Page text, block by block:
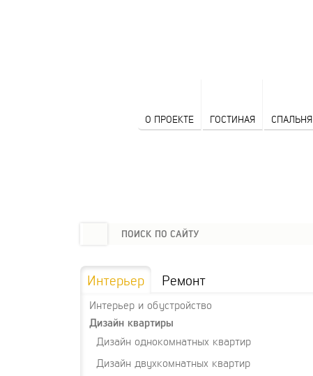
О ПРОЕКТЕ ГОСТИНАЯ СПАЛЬНЯ
Интерьер Ремонт
Интерьер и обустройство
Дизайн квартиры
Дизайн однокомнатных квартир
Дизайн двухкомнатных квартир